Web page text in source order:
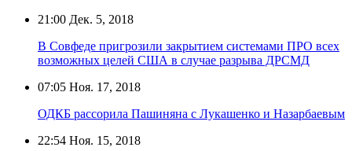
21:00 Дек. 5, 2018
В Совфеде пригрозили закрытием системами ПРО всех
возможных целей США в случае разрыва ДРСМД
07:05 Ноя. 17, 2018
ОДКБ рассорила Пашиняна с Лукашенко и Назарбаевым
22:54 Ноя. 15, 2018